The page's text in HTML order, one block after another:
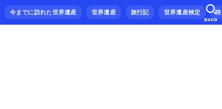
今までに訪れた世界遺産 世界遺産 旅行記 世界遺産検定
SEARCH